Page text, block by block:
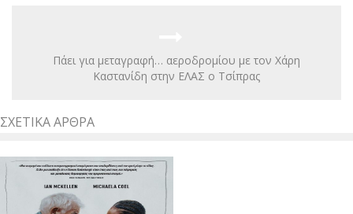
Πάει για μεταγραφή… αεροδρομίου με τον Χάρη
Καστανίδη στην ΕΛΑΣ ο Τσίπρας
ΣΧΕΤΙΚΆ ΆΡΘΡΑ